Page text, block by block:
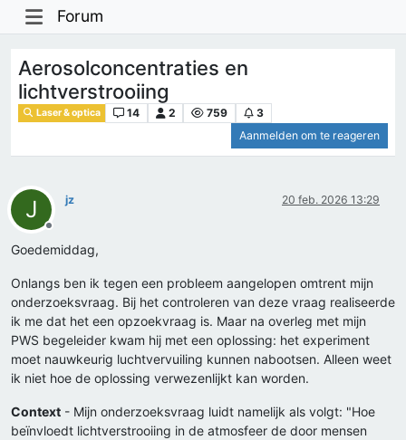
Forum
Aerosolconcentraties en
lichtverstrooiing
Laser & optica 14 2 759
3
Aanmelden om te reageren
J
Offline
jz 20 feb. 2026 13:29
Goedemiddag,
Onlangs ben ik tegen een probleem aangelopen omtrent mijn
onderzoeksvraag. Bij het controleren van deze vraag realiseerde
ik me dat het een opzoekvraag is. Maar na overleg met mijn
PWS begeleider kwam hij met een oplossing: het experiment
moet nauwkeurig luchtvervuiling kunnen nabootsen. Alleen weet
ik niet hoe de oplossing verwezenlijkt kan worden.
Context - Mijn onderzoeksvraag luidt namelijk als volgt: "Hoe
beïnvloedt lichtverstrooiing in de atmosfeer de door mensen